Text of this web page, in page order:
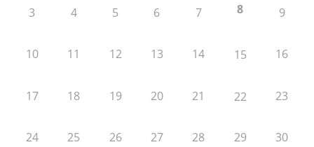
3 4 5 6 7 8 9
10 11 12 13 14 15 16
17 18 19 20 21 22 23
24 25 26 27 28 29 30